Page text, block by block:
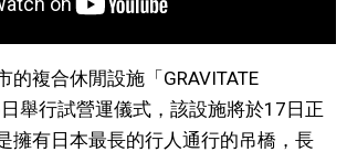
的複合休閒設施「GRAVITATE
舉行試營運儀式，該設施將於17日正
擁有日本最長的行人通行的吊橋，長